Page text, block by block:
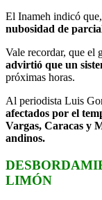
El Inameh indicó
nubosidad de
Vale recordar, que el
advirtió que un
próximas horas.
Al periodista Luis
afectados por el
Vargas, Caracas y
andinos.
LIMÓN